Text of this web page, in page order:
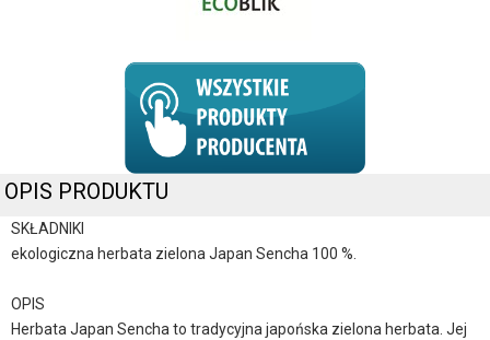
OPIS PRODUKTU
SKŁADNIKI
ekologiczna herbata zielona Japan Sencha 100 %.
OPIS
Herbata Japan Sencha to tradycyjna japońska zielona herbata. Jej